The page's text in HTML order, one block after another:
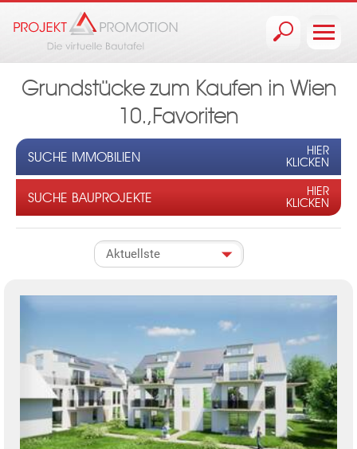
Grundstücke zum Kaufen in Wien
10.,Favoriten
SUCHE IMMOBILIEN
HIER
KLICKEN
SUCHE BAUPROJEKTE
HIER
KLICKEN